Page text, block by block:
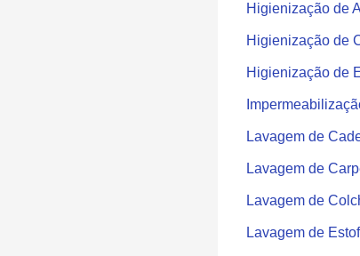
Higienização de
Higienização de
Higienização de
Lavagem de
Lavagem de
Lavagem de
Lavagem de